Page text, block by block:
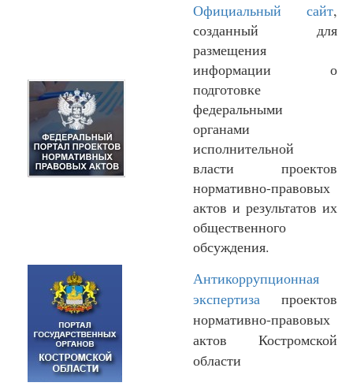
Официальный сайт,
созданный для
размещения
информации о
подготовке
федеральными
органами
исполнительной
власти проектов
нормативно-правовых
актов и результатов их
общественного
обсуждения.
Антикоррупционная
экспертиза проектов
нормативно-правовых
актов Костромской
области